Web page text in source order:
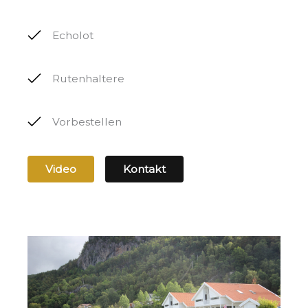
Echolot
Rutenhaltere
Vorbestellen
Video Kontakt